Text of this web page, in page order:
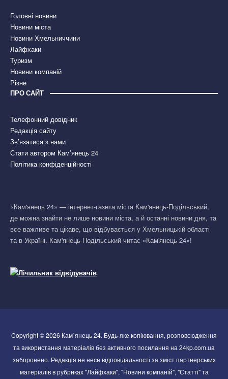
Головні новини
Новини міста
Новини Хмельниччини
Лайфхаки
Туризм
Новини компаній
Різне
ПРО САЙТ
Телефонний довідник
Редакція сайту
Зв’язатися з нами
Стати автором Кам’янець 24
Політика конфіденційності
«Кам'янець 24» — інтернет-газета міста Кам'янець-Подільський,
де можна знайти не лише новини міста, а й останні новини дня, та
все важливе та цікаве, що відбувається у Хмельницькій області
та в Україні. Кам'янець-Подільський читає «Кам'янець 24»!
Copyright © 2026 Кам`янець 24. Будь-яке копіювання, розповсюдження
та використання матеріалів без активного посилання на 24kp.com.ua
заборонено. Редакція не несе відповідальності за зміст партнерських
матеріалів в рубриках "Лайфхаки", "Новини компаній", "Статті" та